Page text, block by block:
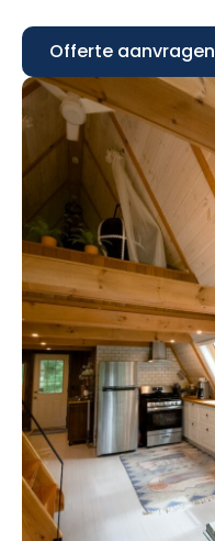
Offerte aanvragen